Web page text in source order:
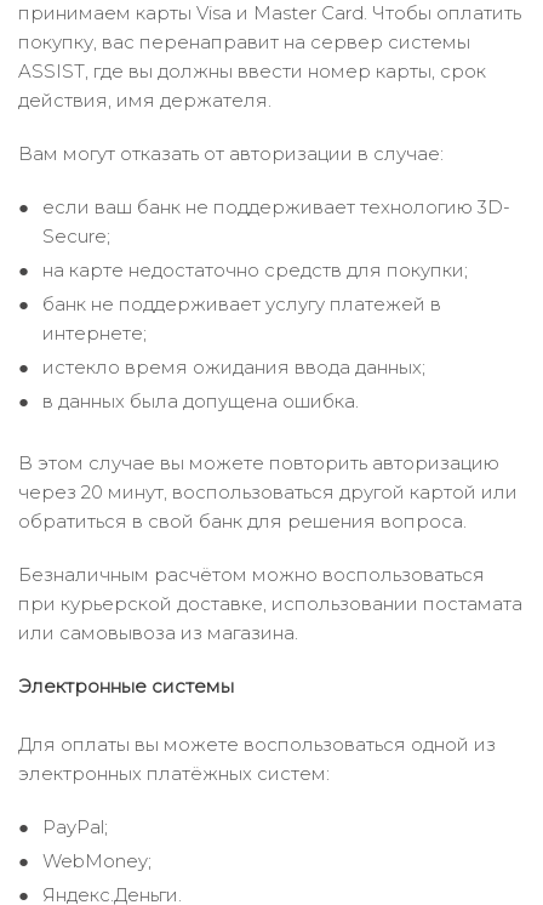
принимаем карты Visa и Master Card. Чтобы оплатить
покупку, вас перенаправит на сервер системы
ASSIST, где вы должны ввести номер карты, срок
действия, имя держателя.
Вам могут отказать от авторизации в случае:
если ваш банк не поддерживает технологию 3D-
Secure;
на карте недостаточно средств для покупки;
банк не поддерживает услугу платежей в
интернете;
истекло время ожидания ввода данных;
в данных была допущена ошибка.
В этом случае вы можете повторить авторизацию
через 20 минут, воспользоваться другой картой или
обратиться в свой банк для решения вопроса.
Безналичным расчётом можно воспользоваться
при курьерской доставке, использовании постамата
или самовывоза из магазина.
Электронные системы
Для оплаты вы можете воспользоваться одной из
электронных платёжных систем:
PayPal;
WebMoney;
Яндекс.Деньги.